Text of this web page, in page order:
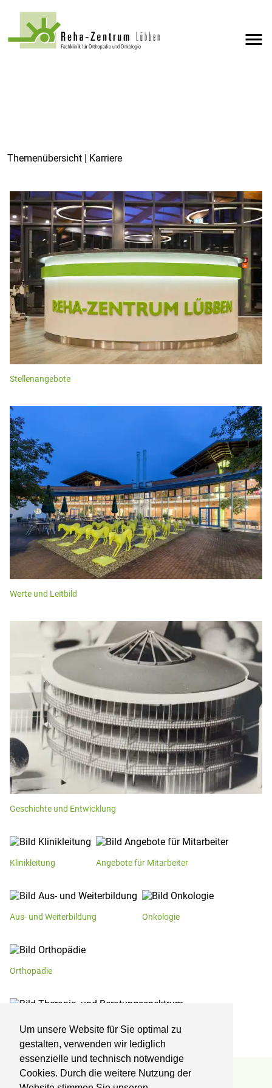
Um unsere Website für Sie optimal zu
gestalten, verwenden wir lediglich
essenzielle und technisch notwendige
Cookies. Durch die weitere Nutzung der
menu
Themenübersicht | Karriere
Stellenangebote
Werte und Leitbild
Geschichte und Entwicklung
Klinikleitung Angebote für Mitarbeiter
Aus- und Weiterbildung Onkologie
Orthopädie
Therapie- und Beratungsspektrum
Reha-Zentrum Lübben